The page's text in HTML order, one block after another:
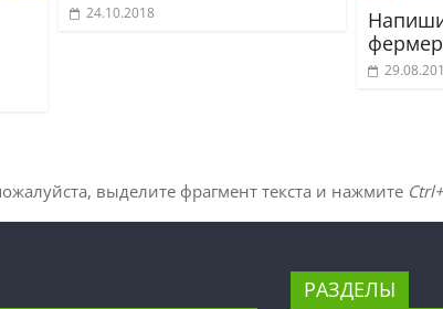
24.10.2018
выделите фрагмент текста и нажмите
РАЗДЕЛЫ